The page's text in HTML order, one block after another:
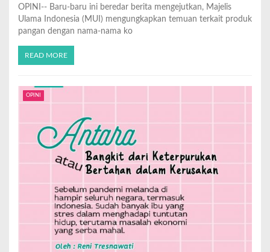
OPINI-- Baru-baru ini beredar berita mengejutkan, Majelis
Ulama Indonesia (MUI) mengungkapkan temuan terkait produk
pangan dengan nama-nama ko
READ MORE
OPINI